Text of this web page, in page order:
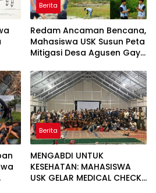
Berita
Redam Ancaman Bencana,
Mahasiswa USK Susun Peta
Mitigasi Desa Agusen Gayo
Berita
MENGABDI UNTUK
KESEHATAN: MAHASISWA
USK GELAR MEDICAL CHECK